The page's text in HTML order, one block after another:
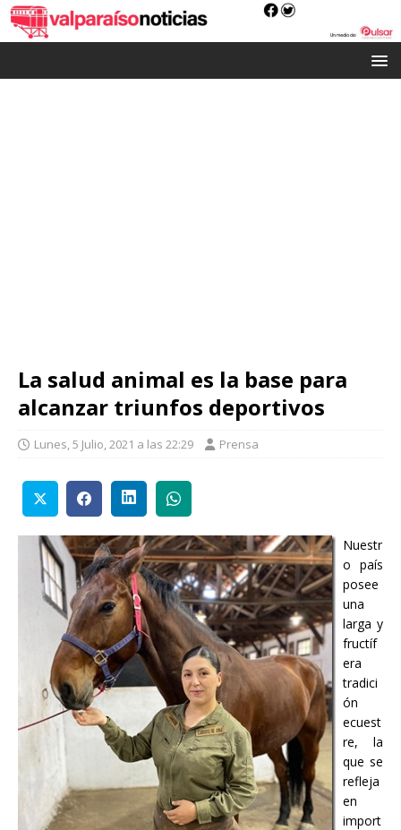
La salud animal es la base para
alcanzar triunfos deportivos
Lunes, 5 Julio, 2021 a las 22:29 Prensa
Nuestr
o país
posee
una
larga y
fructíf
era
tradici
ón
ecuest
re, la
que se
refleja
en
import